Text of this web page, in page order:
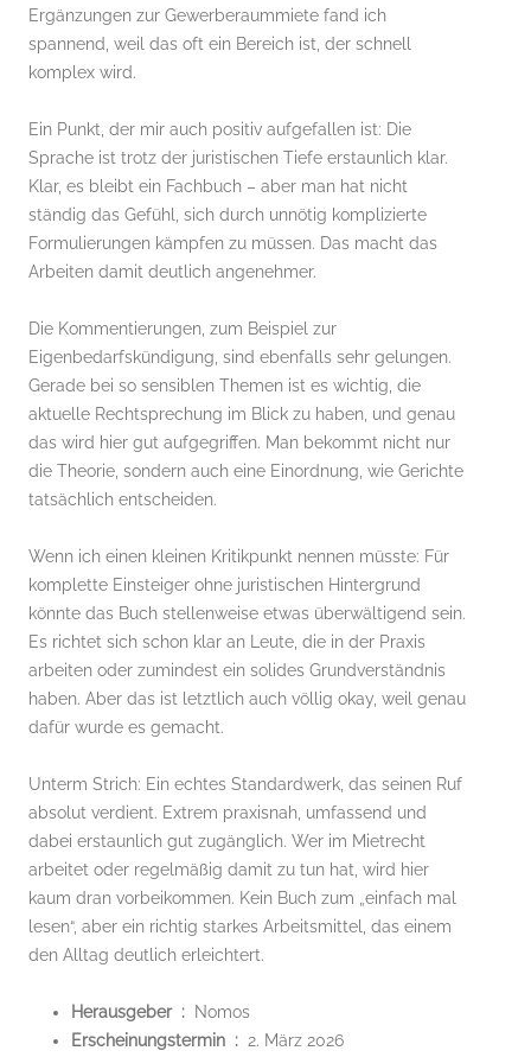
Ergänzungen zur Gewerberaummiete fand ich
spannend, weil das oft ein Bereich ist, der schnell
komplex wird.
Ein Punkt, der mir auch positiv aufgefallen ist: Die
Sprache ist trotz der juristischen Tiefe erstaunlich klar.
Klar, es bleibt ein Fachbuch – aber man hat nicht
ständig das Gefühl, sich durch unnötig komplizierte
Formulierungen kämpfen zu müssen. Das macht das
Arbeiten damit deutlich angenehmer.
Die Kommentierungen, zum Beispiel zur
Eigenbedarfskündigung, sind ebenfalls sehr gelungen.
Gerade bei so sensiblen Themen ist es wichtig, die
aktuelle Rechtsprechung im Blick zu haben, und genau
das wird hier gut aufgegriffen. Man bekommt nicht nur
die Theorie, sondern auch eine Einordnung, wie Gerichte
tatsächlich entscheiden.
Wenn ich einen kleinen Kritikpunkt nennen müsste: Für
komplette Einsteiger ohne juristischen Hintergrund
könnte das Buch stellenweise etwas überwältigend sein.
Es richtet sich schon klar an Leute, die in der Praxis
arbeiten oder zumindest ein solides Grundverständnis
haben. Aber das ist letztlich auch völlig okay, weil genau
dafür wurde es gemacht.
Unterm Strich: Ein echtes Standardwerk, das seinen Ruf
absolut verdient. Extrem praxisnah, umfassend und
dabei erstaunlich gut zugänglich. Wer im Mietrecht
arbeitet oder regelmäßig damit zu tun hat, wird hier
kaum dran vorbeikommen. Kein Buch zum „einfach mal
lesen“, aber ein richtig starkes Arbeitsmittel, das einem
den Alltag deutlich erleichtert.
Herausgeber ‏ : ‎
Nomos
Erscheinungstermin ‏ : ‎ 2. März 2026